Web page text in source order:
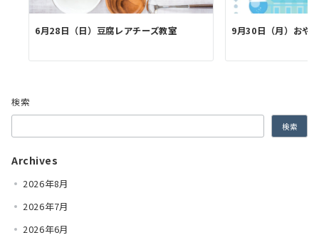
6月28日（日）豆腐レアチーズ教室 9月30日（月）おや
検索
検索
Archives
2026年8月
2026年7月
2026年6月